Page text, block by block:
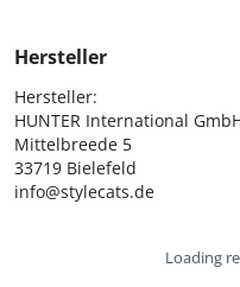
Hersteller
Hersteller:
HUNTER International
Mittelbreede 5
33719 Bielefeld
info@stylecats.de
Loading